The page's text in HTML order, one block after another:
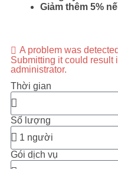
Giảm thêm 5%
A problem was
Submitting it could result
administrator.
Thời gian
Số lượng
Gói dịch vụ